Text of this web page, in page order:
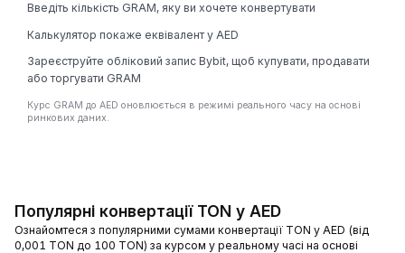
Введіть кількість GRAM, яку ви хочете конвертувати
Калькулятор покаже еквівалент у AED
Зареєструйте обліковий запис Bybit, щоб купувати, продавати
або торгувати GRAM
Курс GRAM до AED оновлюється в режимі реального часу на основі
ринкових даних.
Популярні конвертації TON у AED
Ознайомтеся з популярними сумами конвертації TON у AED (від
0,001 TON до 100 TON) за курсом у реальному часі на основі